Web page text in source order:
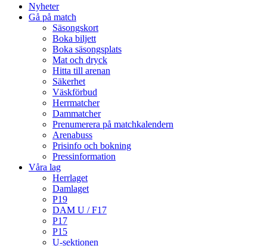
Nyheter
Gå på match
Säsongskort
Boka biljett
Boka säsongsplats
Mat och dryck
Hitta till arenan
Säkerhet
Väskförbud
Herrmatcher
Dammatcher
Prenumerera på matchkalendern
Arenabuss
Prisinfo och bokning
Pressinformation
Våra lag
Herrlaget
Damlaget
P19
DAM U / F17
P17
P15
U-sektionen